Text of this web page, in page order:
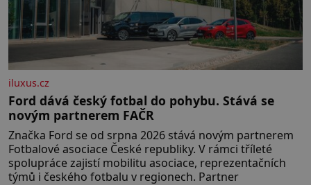
iluxus.cz
Ford dává český fotbal do pohybu. Stává se
novým partnerem FAČR
Značka Ford se od srpna 2026 stává novým partnerem
Fotbalové asociace České republiky. V rámci tříleté
spolupráce zajistí mobilitu asociace, reprezentačních
týmů i českého fotbalu v regionech. Partner